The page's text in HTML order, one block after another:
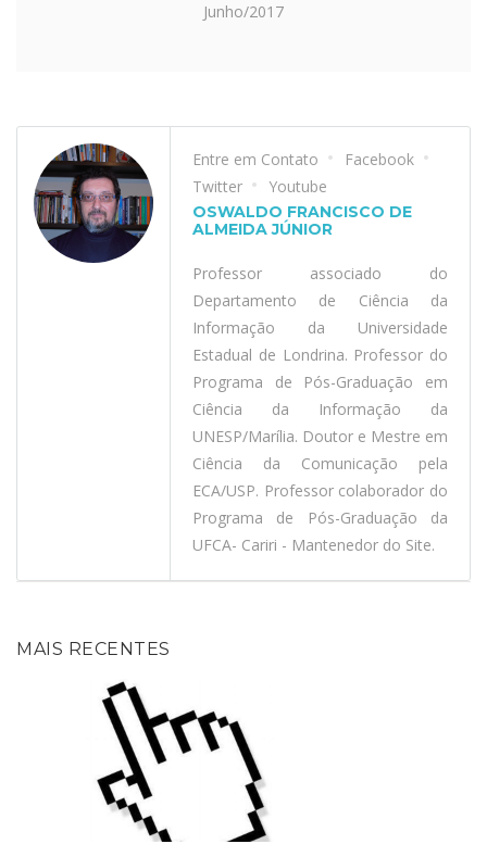
Junho/2017
Entre em Contato
Facebook
Twitter
Youtube
OSWALDO FRANCISCO DE
ALMEIDA JÚNIOR
Professor associado do
Departamento de Ciência da
Informação da Universidade
Estadual de Londrina. Professor do
Programa de Pós-Graduação em
Ciência da Informação da
UNESP/Marília. Doutor e Mestre em
Ciência da Comunicação pela
ECA/USP. Professor colaborador do
Programa de Pós-Graduação da
UFCA- Cariri - Mantenedor do Site.
MAIS RECENTES